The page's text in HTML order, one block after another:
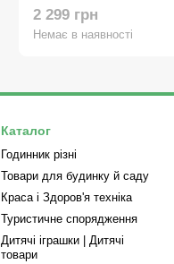
2 299 грн
Немає в наявності
Каталог
Годинник різні
Товари для будинку й саду
Краса і Здоров'я техніка
Туристичне спорядження
Дитячі іграшки | Дитячі
товари